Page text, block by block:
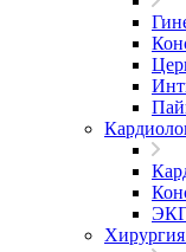
Хирургия